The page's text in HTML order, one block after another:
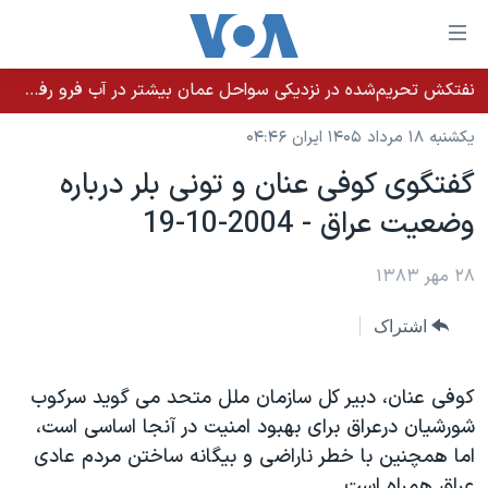
لینکهای
قابل
دسترسی
جهش
محتوای
اصلی
جهش
به
اصلی
به
جستجو
خانه
نسخه سبک وب‌سایت
موضوع ها
ایران
آمریکا
گزیده‌ها
ویژه برنامه‌ها
ویدیوها
برنامه های تلویزیونی
جدول برنامه ها
صفحه‌های ویژه
عملیات خشم حماسی
۲۵۰سالگی آمریکا
بایگانی برنامه‌های تلویزیونی
پخش رادیویی
یادگیری زبان انگلیسی
نفتکش تحریم‌شده در نزدیکی سواحل عمان بیشتر در آب فرو رفت؛ نشت نفت ادامه دارد
یکشنبه ۱۸ مرداد ۱۴۰۵ ایران ۰۴:۴۶
گفتگوی کوفی عنان و تونی بلر درباره
وضعيت عراق - 2004-10-19
۲۸ مهر ۱۳۸۳
اشتراک
کوفی عنان، دبير کل سازمان ملل متحد می گويد سرکوب
شورشيان درعراق برای بهبود امنيت در آنجا اساسی است،
اما همچنين با خطر ناراضی و بيگانه ساختن مردم عادی